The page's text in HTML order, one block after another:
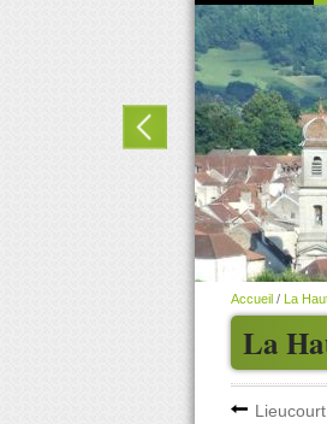
La
Accueil / La
Lieucourt